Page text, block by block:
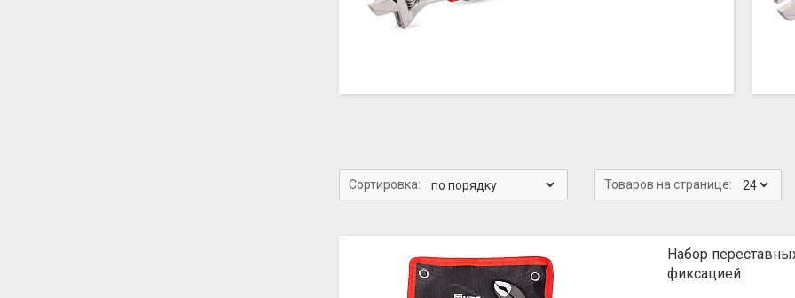
Набор
фиксацией